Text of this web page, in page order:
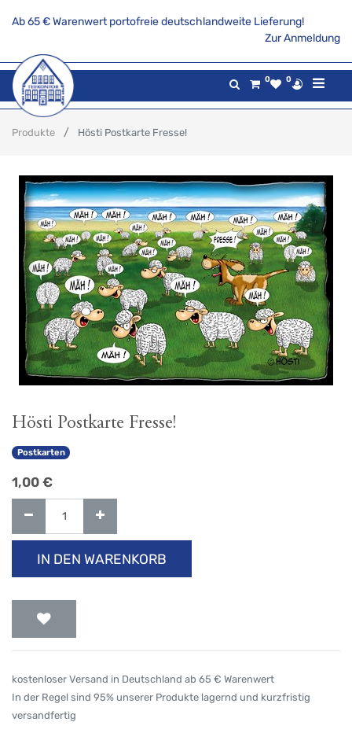
Ab 65 € Warenwert portofreie deutschlandweite Lieferung!
Zur Anmeldung
0 0
Produkte Hösti Postkarte Fresse!
Hösti Postkarte Fresse!
Postkarten
1,00 €
IN DEN WARENKORB
kostenloser Versand in Deutschland ab 65 € Warenwert
In der Regel sind 95% unserer Produkte lagernd und kurzfristig
versandfertig